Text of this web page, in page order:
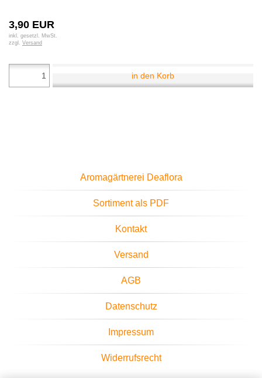
3,90 EUR
inkl. gesetzl. MwSt.
zzgl. Versand
in den Korb
Aromagärtnerei Deaflora
Sortiment als PDF
Kontakt
Versand
AGB
Datenschutz
Impressum
Widerrufsrecht